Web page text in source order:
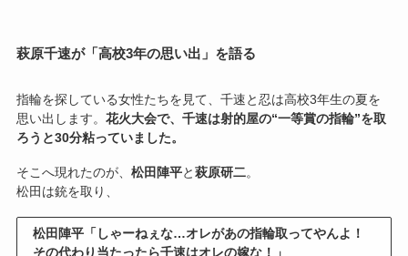
萩原千速が「高校3年の思い出」を語る
指輪を探している女性たちを見て、千速と忍は高校3年生の夏を
思い出します。 花火大会で、千速は射的屋の“一等賞の指輪”を取
ろうと30分粘っていました。
そこへ現れたのが、 松田陣平と萩原研二。
松田は銃を取り、
松田陣平「しゃーねぇな…オレがあの指輪取ってやんよ！
その代わり当たったら千速はオレの嫁な！」